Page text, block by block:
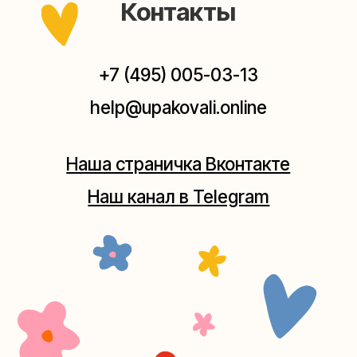
(как пройти)
Москва, ул.Таганская, дом 25-27
Мастерская на Плющихе
Мастерская на Таганке
+7 (980) 495-03-13
+7 (980) 156-03-13